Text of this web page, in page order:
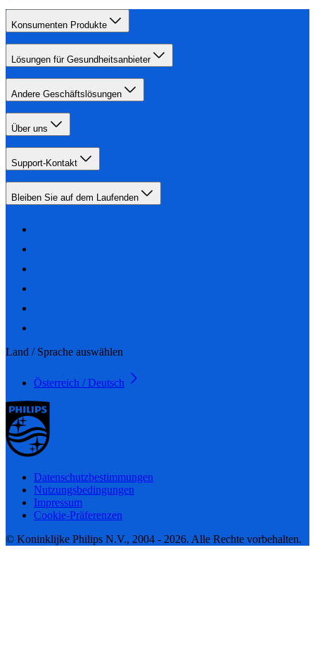
Konsumenten Produkte
Lösungen für Gesundheitsanbieter
Andere Geschäftslösungen
Über uns
Support-Kontakt
Bleiben Sie auf dem Laufenden
Land / Sprache auswählen
Österreich / Deutsch
Datenschutzbestimmungen
Nutzungsbedingungen
Impressum
Cookie-Präferenzen
© Koninklijke Philips N.V., 2004 - 2026. Alle Rechte vorbehalten.